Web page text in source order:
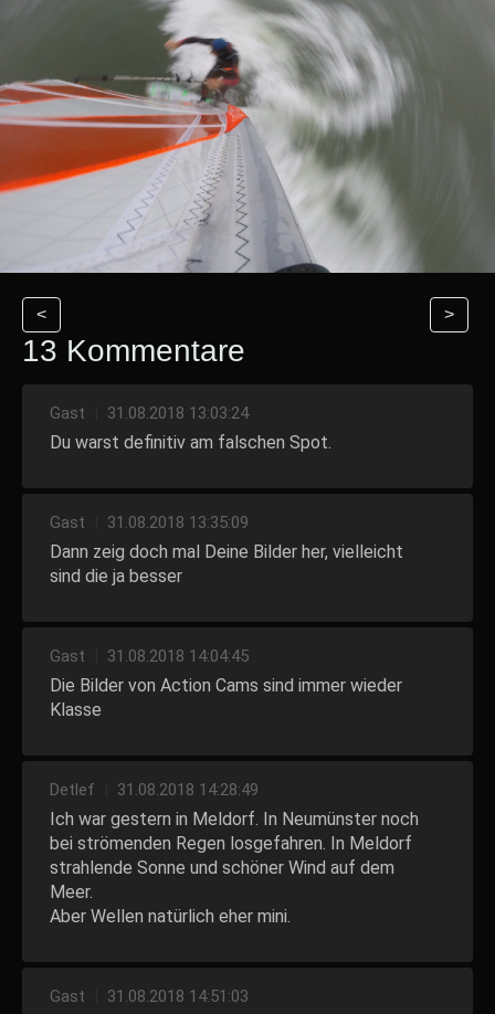
< >
13 Kommentare
Gast 31.08.2018 13:03:24
Du warst definitiv am falschen Spot.
Gast 31.08.2018 13:35:09
Dann zeig doch mal Deine Bilder her, vielleicht
sind die ja besser
Gast 31.08.2018 14:04:45
Die Bilder von Action Cams sind immer wieder
Klasse
Detlef 31.08.2018 14:28:49
Ich war gestern in Meldorf. In Neumünster noch
bei strömenden Regen losgefahren. In Meldorf
strahlende Sonne und schöner Wind auf dem
Meer.
Aber Wellen natürlich eher mini.
Gast 31.08.2018 14:51:03